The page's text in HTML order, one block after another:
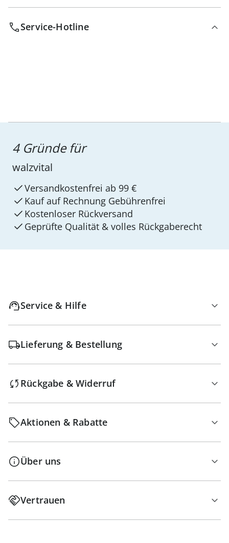
Service-Hotline
4 Gründe für
walzvital
Versandkostenfrei ab 99 €
Kauf auf Rechnung Gebührenfrei
Kostenloser Rückversand
Geprüfte Qualität & volles Rückgaberecht
Service & Hilfe
Lieferung & Bestellung
Rückgabe & Widerruf
Aktionen & Rabatte
Über uns
Vertrauen